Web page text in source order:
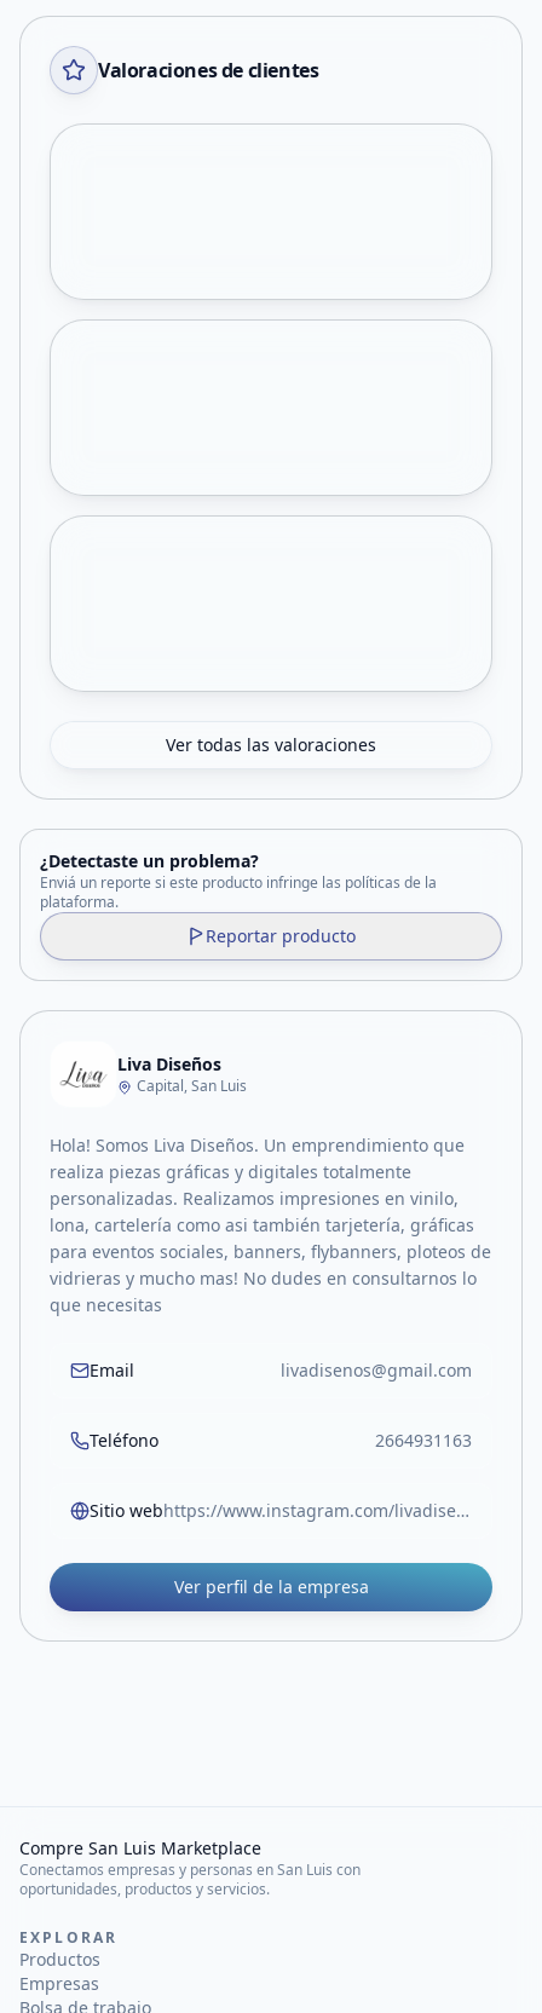
Valoraciones de clientes
Ver todas las valoraciones
¿Detectaste un problema?
Enviá un reporte si este producto infringe las políticas de la
plataforma.
Reportar producto
Liva Diseños
Capital, San Luis
Hola! Somos Liva Diseños. Un emprendimiento que
realiza piezas gráficas y digitales totalmente
personalizadas. Realizamos impresiones en vinilo,
lona, cartelería como asi también tarjetería, gráficas
para eventos sociales, banners, flybanners, ploteos de
vidrieras y mucho mas! No dudes en consultarnos lo
que necesitas
Email livadisenos@gmail.com
Teléfono 2664931163
Sitio web https://www.instagram.com/livadisenios/
Ver perfil de la empresa
Compre San Luis Marketplace
Conectamos empresas y personas en San Luis con
oportunidades, productos y servicios.
EXPLORAR
Productos
Empresas
Bolsa de trabajo